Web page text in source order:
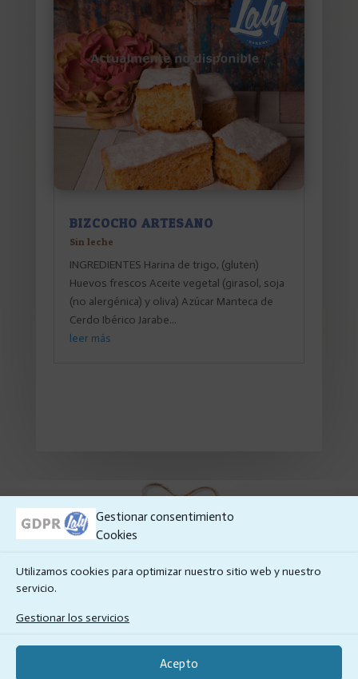
Gestionar consentimiento
Cookies
Utilizamos cookies para optimizar nuestro sitio web y nuestro
servicio.
Gestionar los servicios
Acepto
BIZCOCHO ARTESANO
Sin leche
INGREDIENTES Harina de trigo, (gluten)
Huevos frescos Aceite vegetal (girasol, soja
(no alergénica) y oliva) Azúcar Manteca de
Cerdo Ibérico Jarabe...
leer más
Aviso legal
Microrein